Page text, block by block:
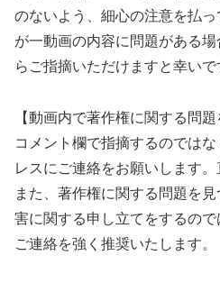
のないよう、細心の注意を払
が一動画の内容に問題がある
らご指摘いただけますと幸いで
【動画内で著作権に関する問題
コメント欄で指摘するのでは
レスにご連絡をお願いします。
また、著作権に関する問題を
害に関する申し立てをするの
ご連絡を強く推奨いたします。